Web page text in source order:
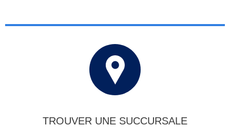
TROUVER UNE SUCCURSALE